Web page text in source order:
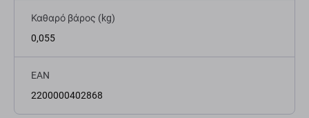
Καθαρό βάρος (kg)
0,055
EAN
2200000402868